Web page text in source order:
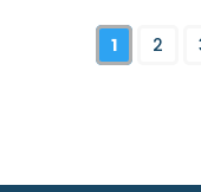
1 2